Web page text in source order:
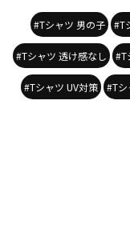
#Tシャツ 男の子 #T
#Tシャツ 透け感なし #T
#Tシャツ UV対策 #Tシ